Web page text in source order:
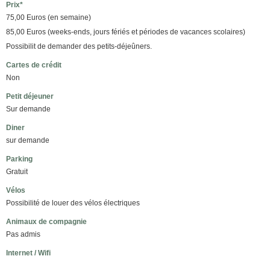
Prix*
75,00 Euros (en semaine)
85,00 Euros (weeks-ends, jours fériés et périodes de vacances scolaires)
Possibilit de demander des petits-déjeûners.
Cartes de crédit
Non
Petit déjeuner
Sur demande
Diner
sur demande
Parking
Gratuit
Vélos
Possibilité de louer des vélos électriques
Animaux de compagnie
Pas admis
Internet / Wifi